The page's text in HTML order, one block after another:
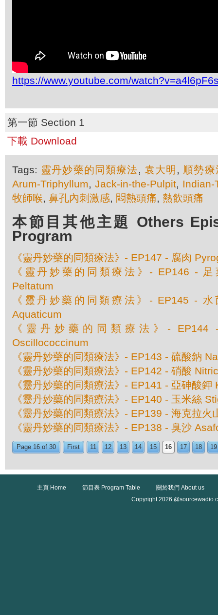
https://www.youtube.com/
第一節 Section 1
下載 Download
Tags: 靈丹妙藥的同類療法, 袁大明 , 順勢療
Arum-Triphyllum, Jack-in-the-Pulpit, Indian-
牧師喉, 鼻孔內刺激感, 悶熱頭痛, 熱飲頭痛
本節目其他主題 Others
Program
《靈丹妙藥的同類療法》- EP147 - 腐肉
《靈丹妙藥的同類療法》- EP146 - 足
Peltatum
《靈丹妙藥的同類療法》- EP145 - 水
Aquaticum
《靈丹妙藥的同類療法》-
Oscillococcinum
《靈丹妙藥的同類療法》- EP143 - 硫酸鈉
《靈丹妙藥的同類療法》- EP142 - 硝酸
《靈丹妙藥的同類療法》- EP141 - 亞砷酸
《靈丹妙藥的同類療法》- EP140 - 玉米絲
《靈丹妙藥的同類療法》- EP139 - 海克拉
《靈丹妙藥的同類療法》- EP138 - 臭沙
Page 16 of 30 First 11 12 13 14 15 16 17 18 19
主頁 Home 節目表 Program Table
關於我們 About us
Copyright 2026